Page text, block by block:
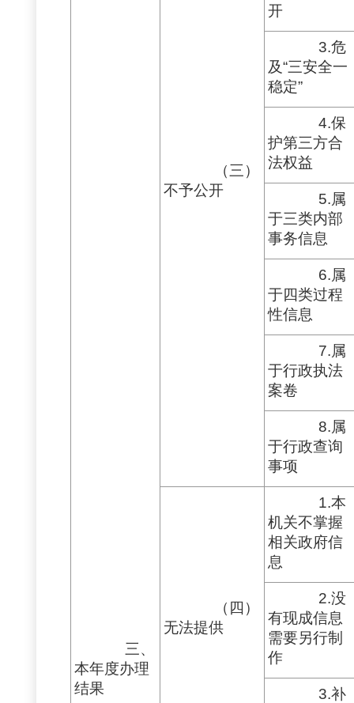
三、
本年度办理
结果
（三）
不予公开
开
3.危
及“三安全一
稳定”
4.保
护第三方合
法权益
5.属
于三类内部
事务信息
6.属
于四类过程
性信息
7.属
于行政执法
案卷
8.属
于行政查询
事项
（四）
无法提供
1.本
机关不掌握
相关政府信
息
2.没
有现成信息
需要另行制
作
3.补